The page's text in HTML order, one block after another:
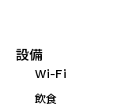
設備
Wi-Fi
飲食